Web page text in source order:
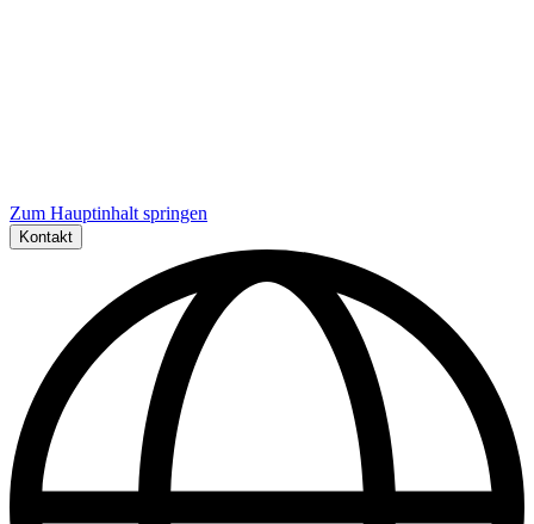
Zum Hauptinhalt springen
Kontakt